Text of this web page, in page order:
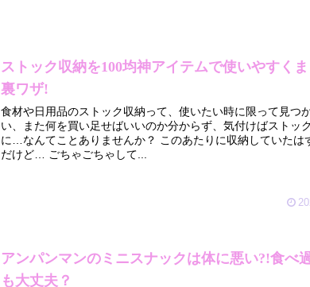
ストック収納を100均神アイテムで使いやすく
裏ワザ!
食材や日用品のストック収納って、使いたい時に限って見つ
い、また何を買い足せばいいのか分からず、気付けばストッ
に…なんてことありませんか？ このあたりに収納していたはずななん
だけど… ごちゃごちゃして...
アンパンマンのミニスナックは体に悪い?!食べ
も大丈夫？